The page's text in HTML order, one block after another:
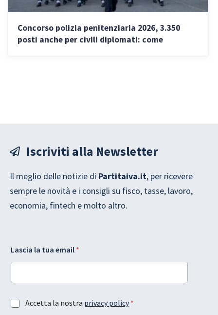
Concorso polizia penitenziaria 2026, 3.350
posti anche per civili diplomati: come
Iscriviti alla Newsletter
Il meglio delle notizie di Partitaiva.it, per ricevere
sempre le novità e i consigli su fisco, tasse, lavoro,
economia, fintech e molto altro.
m
a
l
a
t
G
D
R
a
Lascia la tua email *
A
Accetta la nostra privacy policy *